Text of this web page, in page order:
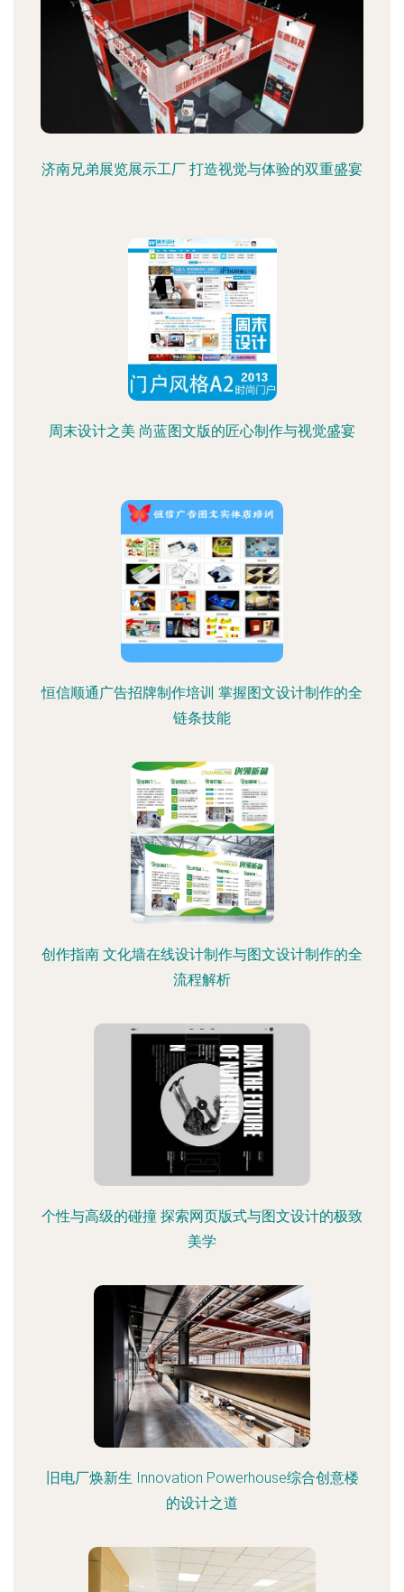
济南兄弟展览展示工厂 打造视觉与体验的双重盛宴
周末设计之美 尚蓝图文版的匠心制作与视觉盛宴
恒信顺通广告招牌制作培训 掌握图文设计制作的全
链条技能
创作指南 文化墙在线设计制作与图文设计制作的全
流程解析
个性与高级的碰撞 探索网页版式与图文设计的极致
美学
旧电厂焕新生 Innovation Powerhouse综合创意楼
的设计之道